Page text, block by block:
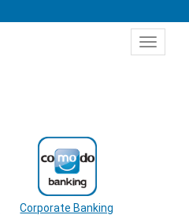
Toggle
Corporate Banking